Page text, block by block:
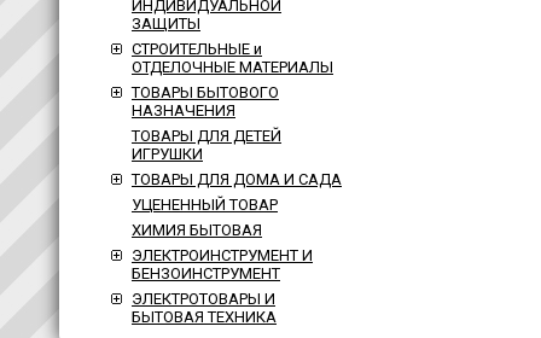
ИНДИВИДУАЛЬНОЙ
ЗАЩИТЫ
СТРОИТЕЛЬНЫЕ и
ОТДЕЛОЧНЫЕ МАТЕРИАЛЫ
ТОВАРЫ БЫТОВОГО
НАЗНАЧЕНИЯ
ТОВАРЫ ДЛЯ ДЕТЕЙ
ИГРУШКИ
ТОВАРЫ ДЛЯ ДОМА И САДА
УЦЕНЕННЫЙ ТОВАР
ХИМИЯ БЫТОВАЯ
ЭЛЕКТРОИНСТРУМЕНТ И
БЕНЗОИНСТРУМЕНТ
ЭЛЕКТРОТОВАРЫ И
БЫТОВАЯ ТЕХНИКА